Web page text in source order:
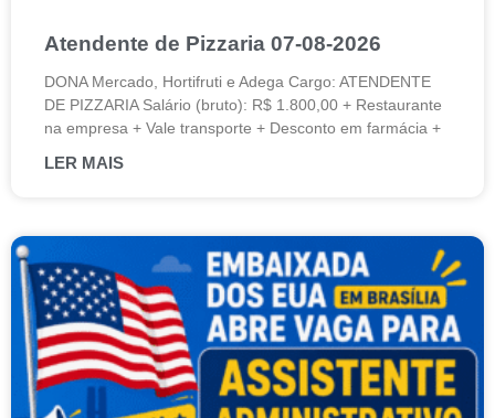
Atendente de Pizzaria 07-08-2026
DONA Mercado, Hortifruti e Adega Cargo: ATENDENTE
DE PIZZARIA Salário (bruto): R$ 1.800,00 + Restaurante
na empresa + Vale transporte + Desconto em farmácia +
LER MAIS